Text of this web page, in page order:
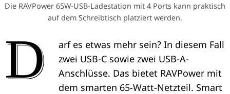
Die RAVPower 65W-USB-Ladestation mit 4 Ports kann praktisch
auf dem Schreibtisch platziert werden.
D
arf es etwas mehr sein? In diesem Fall
zwei USB-C sowie zwei USB-A-
Anschlüsse. Das bietet RAVPower mit
dem smarten 65-Watt-Netzteil. Smart